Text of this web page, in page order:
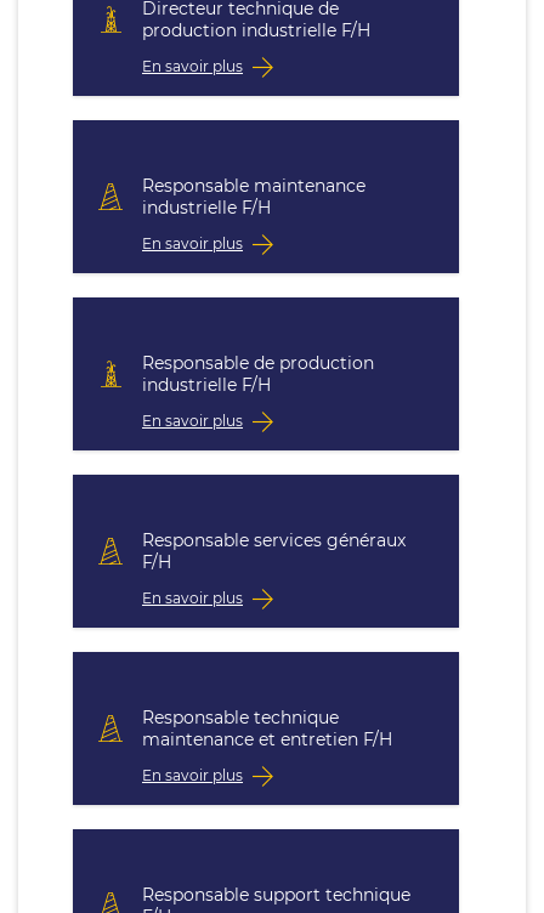
Directeur technique de
production industrielle F/H
En savoir plus
Responsable maintenance
industrielle F/H
En savoir plus
Responsable de production
industrielle F/H
En savoir plus
Responsable services généraux
F/H
En savoir plus
Responsable technique
maintenance et entretien F/H
En savoir plus
Responsable support technique